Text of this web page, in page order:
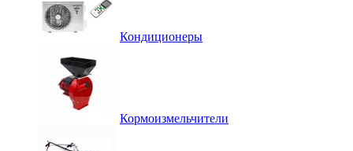
Кондиционеры
Кормоизмельчители